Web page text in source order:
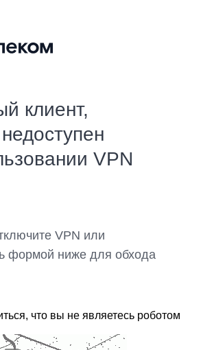
клиент,
VPN
VPN или
формой ниже для обхода
что вы не являетесь роботом